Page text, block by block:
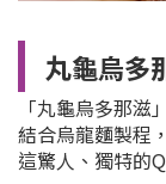
丸龜烏多
「丸龜烏多那
結合烏龍麵製程
這驚人、獨特的